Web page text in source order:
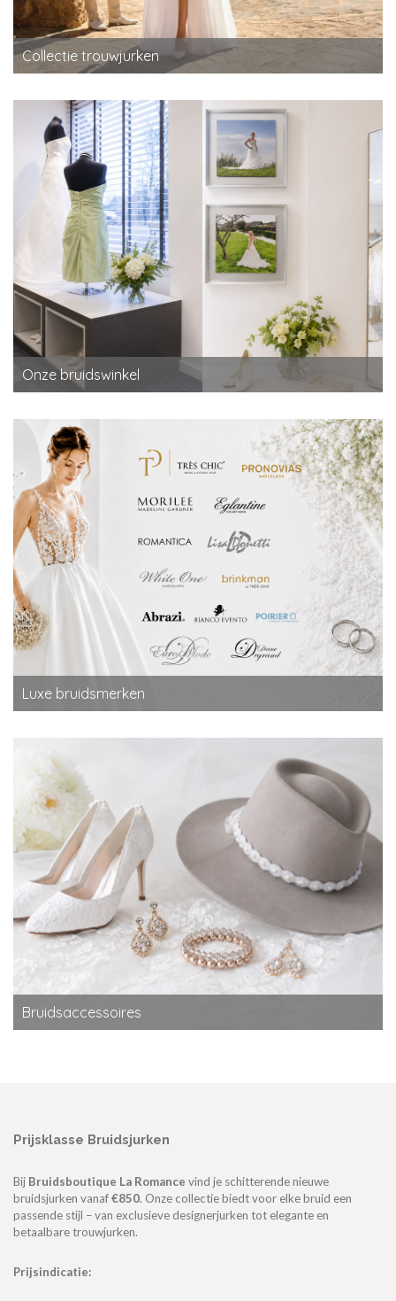
Collectie trouwjurken
Onze bruidswinkel
Luxe bruidsmerken
Bruidsaccessoires
Prijsklasse Bruidsjurken
Bij Bruidsboutique La Romance vind je schitterende nieuwe
bruidsjurken vanaf€850. Onze collectie biedt voor elke bruid een
passende stijl – van exclusieve designerjurken tot elegante en
betaalbare trouwjurken.
Prijsindicatie: